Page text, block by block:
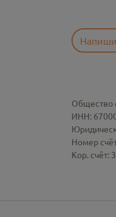
Общество
ИНН:
Номер
Кор. счёт: